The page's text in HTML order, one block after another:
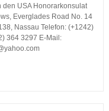
den USA Honorarkonsulat
Everglades Road No. 14
Nassau Telefon: (+1242)
364 3297 E-Mail: